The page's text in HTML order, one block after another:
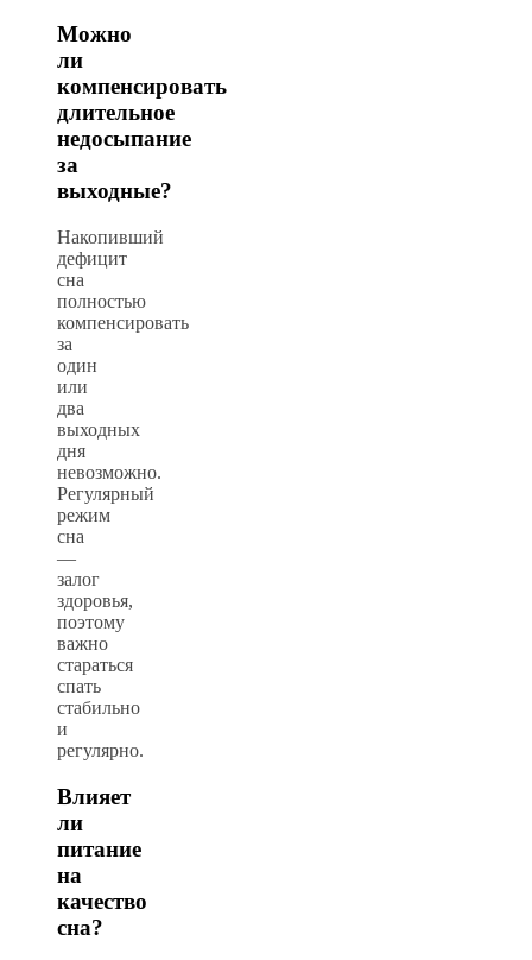
Можно
ли
компенсировать
длительное
недосыпание
за
выходные?
Накопивший
дефицит
сна
полностью
компенсировать
за
один
или
два
выходных
дня
невозможно.
Регулярный
режим
сна
—
залог
здоровья,
поэтому
важно
стараться
спать
стабильно
и
регулярно.
Влияет
ли
питание
на
качество
сна?